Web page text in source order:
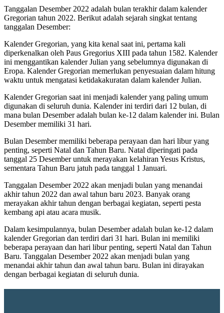
Tanggalan Desember 2022 adalah bulan terakhir dalam kalender
Gregorian tahun 2022. Berikut adalah sejarah singkat tentang
tanggalan Desember:
Kalender Gregorian, yang kita kenal saat ini, pertama kali
diperkenalkan oleh Paus Gregorius XIII pada tahun 1582. Kalender
ini menggantikan kalender Julian yang sebelumnya digunakan di
Eropa. Kalender Gregorian memerlukan penyesuaian dalam hitung
waktu untuk mengatasi ketidakakuratan dalam kalender Julian.
Kalender Gregorian saat ini menjadi kalender yang paling umum
digunakan di seluruh dunia. Kalender ini terdiri dari 12 bulan, di
mana bulan Desember adalah bulan ke-12 dalam kalender ini. Bulan
Desember memiliki 31 hari.
Bulan Desember memiliki beberapa perayaan dan hari libur yang
penting, seperti Natal dan Tahun Baru. Natal diperingati pada
tanggal 25 Desember untuk merayakan kelahiran Yesus Kristus,
sementara Tahun Baru jatuh pada tanggal 1 Januari.
Tanggalan Desember 2022 akan menjadi bulan yang menandai
akhir tahun 2022 dan awal tahun baru 2023. Banyak orang
merayakan akhir tahun dengan berbagai kegiatan, seperti pesta
kembang api atau acara musik.
Dalam kesimpulannya, bulan Desember adalah bulan ke-12 dalam
kalender Gregorian dan terdiri dari 31 hari. Bulan ini memiliki
beberapa perayaan dan hari libur penting, seperti Natal dan Tahun
Baru. Tanggalan Desember 2022 akan menjadi bulan yang
menandai akhir tahun dan awal tahun baru. Bulan ini dirayakan
dengan berbagai kegiatan di seluruh dunia.